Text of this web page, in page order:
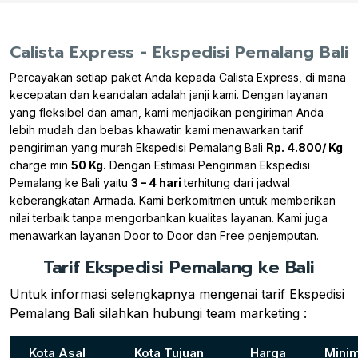
Calista Express - Ekspedisi Pemalang Bali
Percayakan setiap paket Anda kepada Calista Express, di mana
kecepatan dan keandalan adalah janji kami. Dengan layanan
yang fleksibel dan aman, kami menjadikan pengiriman Anda
lebih mudah dan bebas khawatir. kami menawarkan tarif
pengiriman yang murah Ekspedisi Pemalang Bali Rp. 4.800/ Kg
charge min 50 Kg. Dengan Estimasi Pengiriman Ekspedisi
Pemalang ke Bali yaitu 3 – 4 hariterhitung dari jadwal
keberangkatan Armada. Kami berkomitmen untuk memberikan
nilai terbaik tanpa mengorbankan kualitas layanan. Kami juga
menawarkan layanan Door to Door dan Free penjemputan.
Tarif Ekspedisi Pemalang ke Bali
Untuk informasi selengkapnya mengenai tarif Ekspedisi
Pemalang Bali silahkan hubungi team marketing :
Kota Asal Kota Tujuan Harga